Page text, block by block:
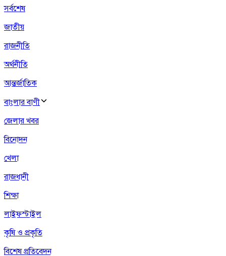
সর্বশেষ
জাতীয়
রাজনীতি
অর্থনীতি
আন্তর্জাতিক
বাংলার বাণী
জেলার খবর
বিনোদন
খেলা
রাজধানী
শিক্ষা
লাইফস্টাইল
কৃষি ও প্রকৃতি
বিশেষ প্রতিবেদন